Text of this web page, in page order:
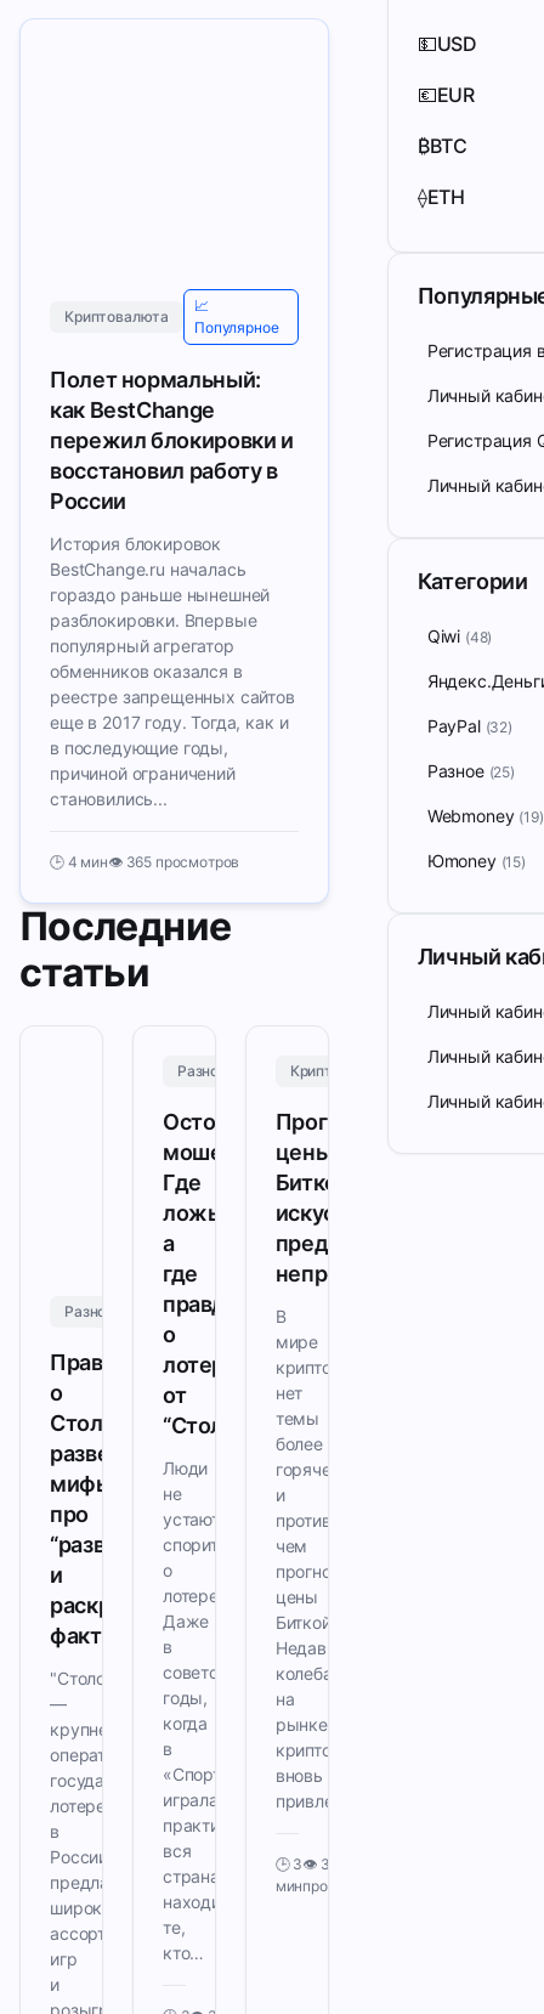
Криптовалюта
📈
Популярное
Полет нормальный:
как BestChange
пережил блокировки и
восстановил работу в
России
История блокировок
BestChange.ru началась
гораздо раньше нынешней
разблокировки. Впервые
популярный агрегатор
обменников оказался в
реестре запрещенных сайтов
еще в 2017 году. Тогда, как и
в последующие годы,
причиной ограничений
становились...
🕒 4 мин👁️ 365 просмотров
Последние
статьи
Разное
Правда
о
Столото:
развенчиваем
мифы
про
“развод”
и
раскрываем
факты
"Столото"
—
крупнейший
оператор
государственных
лотерей
в
России,
предлагающий
широкий
ассортимент
игр
и
розыгрышей.
Разное
Осторожно:
мошенники!
Где
ложь,
а
где
правда
о
лотереях
от
“Столото”
Люди
не
устают
спорить
о
лотереях.
Даже
в
советские
годы,
когда
в
«Спортлото»
играла
практически
вся
страна,
находились
те,
кто…
Криптовалюта
Прогнозирование
цены
Биткойна:
искусство
предсказания
непредсказуемого
В
мире
криптовалют
нет
темы
более
горячей
и
противоречивой,
чем
прогнозирование
цены
Биткойна.
Недавние
колебания
на
рынке
криптовалют
вновь
привлекли…
🕒 3
мин
👁️ 326
просмотров
💵USD
💶EUR
₿BTC
⟠ETH
Регистрация
Личный
Регистрация
Личный
Категории
Qiwi (48)
PayPal (32)
Разное (25)
Webmoney (19)
Юmoney (15)
Личный
Личный
Личный
Личный